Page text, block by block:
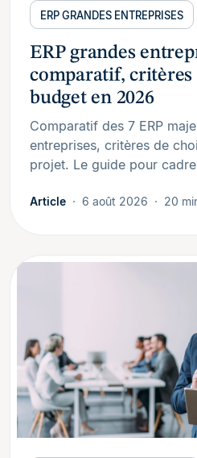
ERP GRANDES ENTREPRISES
ERP grandes
comparatif, critères
budget en 2026
Comparatif des 7 ERP
entreprises, critères de
projet. Le guide pour
Article 6 août 2026 20